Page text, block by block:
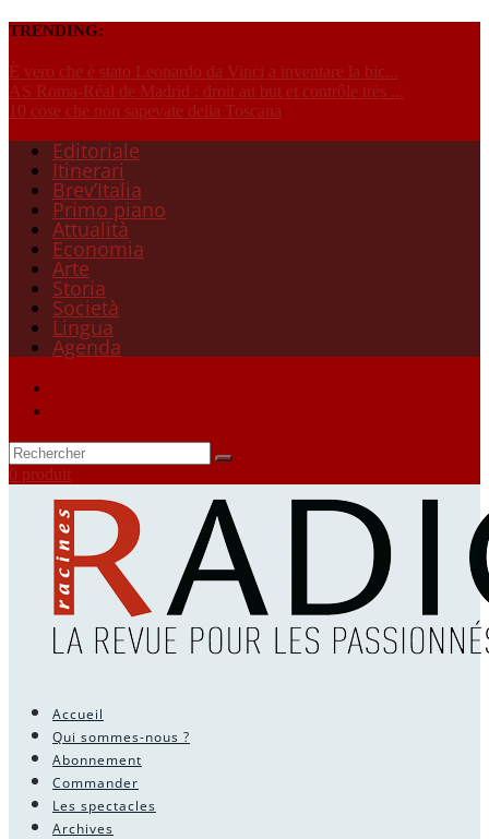
TRENDING:
È vero che è stato Leonardo da Vinci a inventare la bic...
AS Roma-Réal de Madrid : droit au but et contrôle très ...
10 cose che non sapevate della Toscana
Editoriale
Itinerari
Brev’Italia
Primo piano
Attualità
Economia
Arte
Storia
Società
Lingua
Agenda
0 produit
Accueil
Qui sommes-nous ?
Abonnement
Commander
Les spectacles
Archives